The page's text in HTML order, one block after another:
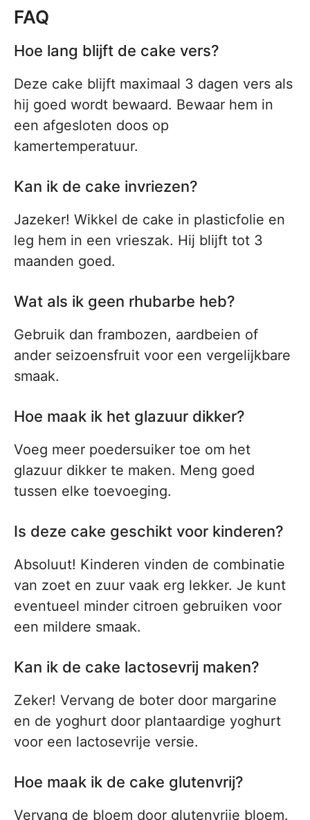
FAQ
Hoe lang blijft de cake vers?
Deze cake blijft maximaal 3 dagen vers als
hij goed wordt bewaard. Bewaar hem in
een afgesloten doos op
kamertemperatuur.
Kan ik de cake invriezen?
Jazeker! Wikkel de cake in plasticfolie en
leg hem in een vrieszak. Hij blijft tot 3
maanden goed.
Wat als ik geen rhubarbe heb?
Gebruik dan frambozen, aardbeien of
ander seizoensfruit voor een vergelijkbare
smaak.
Hoe maak ik het glazuur dikker?
Voeg meer poedersuiker toe om het
glazuur dikker te maken. Meng goed
tussen elke toevoeging.
Is deze cake geschikt voor kinderen?
Absoluut! Kinderen vinden de combinatie
van zoet en zuur vaak erg lekker. Je kunt
eventueel minder citroen gebruiken voor
een mildere smaak.
Kan ik de cake lactosevrij maken?
Zeker! Vervang de boter door margarine
en de yoghurt door plantaardige yoghurt
voor een lactosevrije versie.
Hoe maak ik de cake glutenvrij?
Vervang de bloem door glutenvrije bloem.